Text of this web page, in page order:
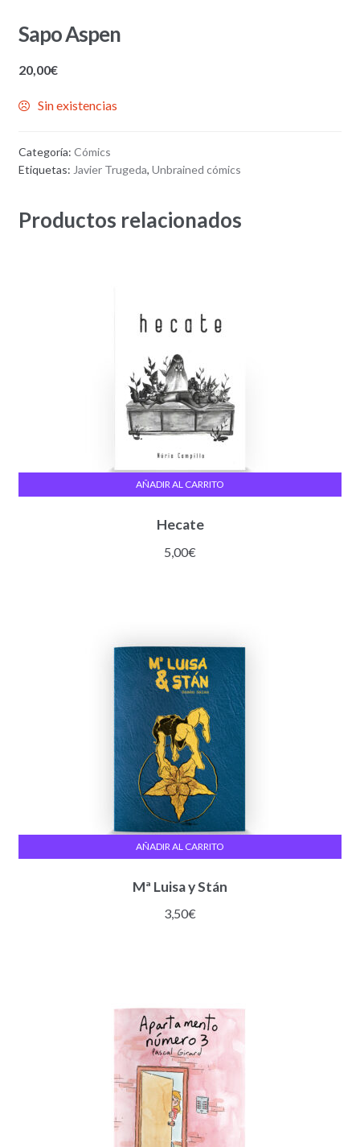
Sapo Aspen
20,00€
Sin existencias
Categoría: Cómics
Etiquetas: Javier Trugeda, Unbrained cómics
Productos relacionados
Hecate
5,00€
AÑADIR AL CARRITO
Mª Luisa y Stán
3,50€
AÑADIR AL CARRITO